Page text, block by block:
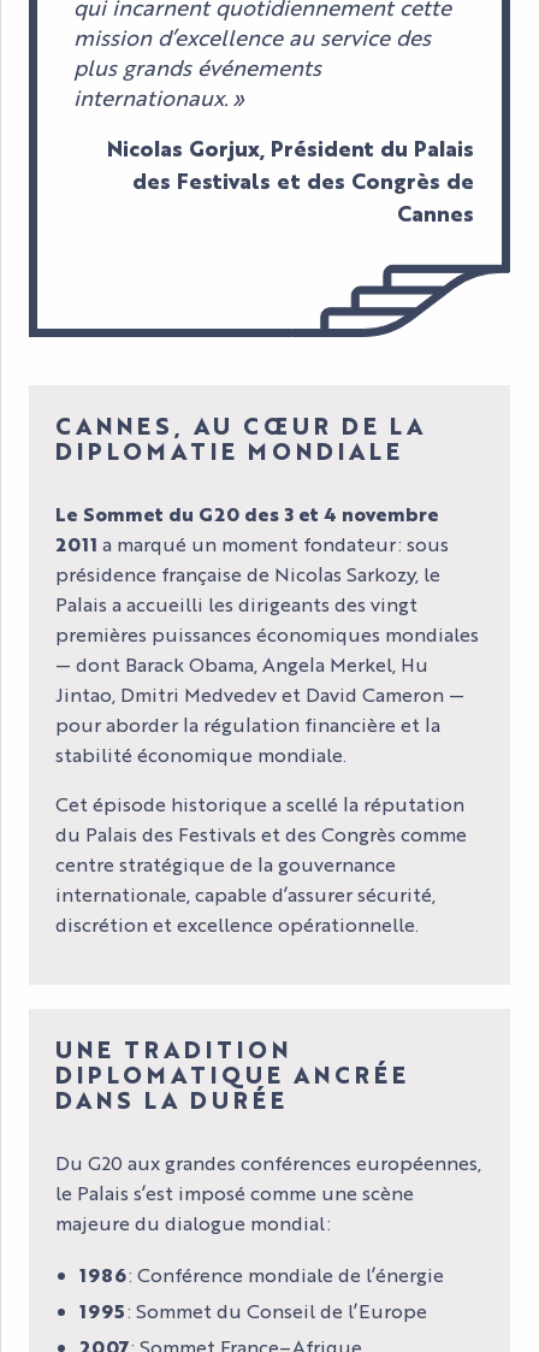
qui incarnent quotidiennement cette
mission d’excellence au service des
plus grands événements
internationaux. »
Nicolas Gorjux, Président du Palais
des Festivals et des Congrès de
Cannes
CANNES, AU CŒUR DE LA
DIPLOMATIE MONDIALE
Le Sommet du G20 des 3 et 4 novembre
2011 a marqué un moment fondateur : sous
présidence française de Nicolas Sarkozy, le
Palais a accueilli les dirigeants des vingt
premières puissances économiques mondiales
— dont Barack Obama, Angela Merkel, Hu
Jintao, Dmitri Medvedev et David Cameron —
pour aborder la régulation financière et la
stabilité économique mondiale.
Cet épisode historique a scellé la réputation
du Palais des Festivals et des Congrès comme
centre stratégique de la gouvernance
internationale, capable d’assurer sécurité,
discrétion et excellence opérationnelle.
UNE TRADITION
DIPLOMATIQUE ANCRÉE
DANS LA DURÉE
Du G20 aux grandes conférences européennes,
le Palais s’est imposé comme une scène
majeure du dialogue mondial :
1986: Conférence mondiale de l’énergie
1995: Sommet du Conseil de l’Europe
2007: Sommet France–Afrique